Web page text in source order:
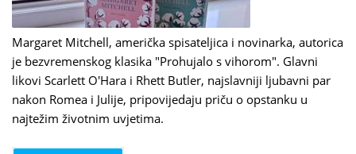
Margaret Mitchell, američka spisateljica i novinarka, autorica
je bezvremenskog klasika "Prohujalo s vihorom". Glavni
likovi Scarlett O'Hara i Rhett Butler, najslavniji ljubavni par
nakon Romea i Julije, pripovijedaju priču o opstanku u
najtežim životnim uvjetima.